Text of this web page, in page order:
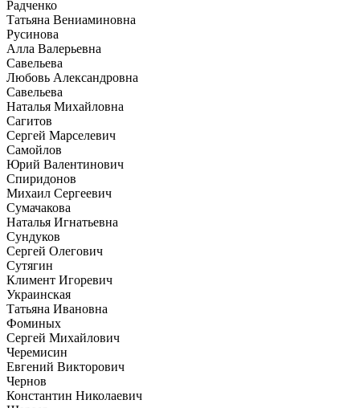
Радченко
Татьяна Вениаминовна
Русинова
Алла Валерьевна
Савельева
Любовь Александровна
Савельева
Наталья Михайловна
Сагитов
Сергей Марселевич
Самойлов
Юрий Валентинович
Спиридонов
Михаил Сергеевич
Сумачакова
Наталья Игнатьевна
Сундуков
Сергей Олегович
Сутягин
Климент Игоревич
Украинская
Татьяна Ивановна
Фоминых
Сергей Михайлович
Черемисин
Евгений Викторович
Чернов
Константин Николаевич